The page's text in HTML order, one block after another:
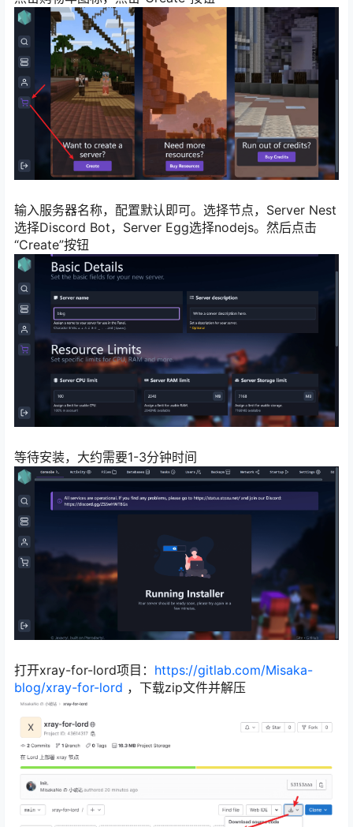
输入服务器名称，配置默认即可。选择节点，Server Nest
选择Discord Bot，Server Egg选择nodejs。然后点击
“Create”按钮
等待安装，大约需要1-3分钟时间
打开xray-for-lord项目： https://gitlab.com/Misaka-
blog/xray-for-lord ，下载zip文件并解压